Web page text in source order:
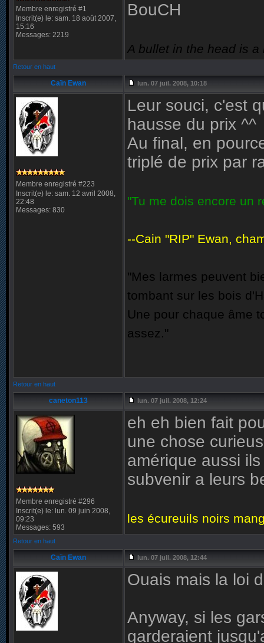
Membre enregistré #1
Inscrit(e) le: sam. 18 août 2007,
15:16
Messages: 2219
BouCH
A bullet in the head is a
Retour en haut
Caïn Ewan lun. 07 juil. 2008, 10:18
Membre enregistré #223
Inscrit(e) le: sam. 12 avril 2008,
22:48
Messages: 830
Leur souci, c'est
hausse du prix ^^
Au final, en
triplé de prix par
"Tu me dois encore un
--Cain "RIP" Ewan,
"Mes larmes peuvent
tombant sur les bois
Une pour chaque âme
assez."
Retour en haut
caneton113 lun. 07 juil. 2008, 12:24
Membre enregistré #296
Inscrit(e) le: lun. 09 juin 2008,
09:23
Messages: 593
eh eh bien fait
une chose
amérique aussi
subvenir a leurs
les écureuils noirs
Retour en haut
Caïn Ewan lun. 07 juil. 2008, 12:44
Ouais mais la loi
Anyway, si les
garderaient